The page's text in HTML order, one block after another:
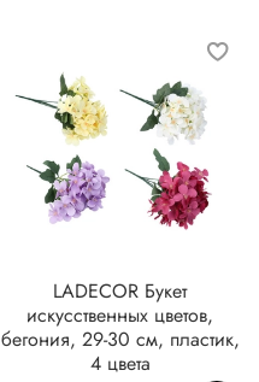
LADECOR Букет
искусственных цветов,
бегония, 29-30 см, пластик,
4 цвета